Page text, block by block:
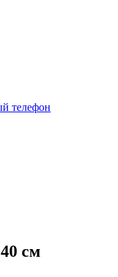
телефон
см